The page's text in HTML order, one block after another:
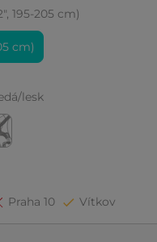
195-205 cm)
cm)
lesk
Praha 10 Vítkov